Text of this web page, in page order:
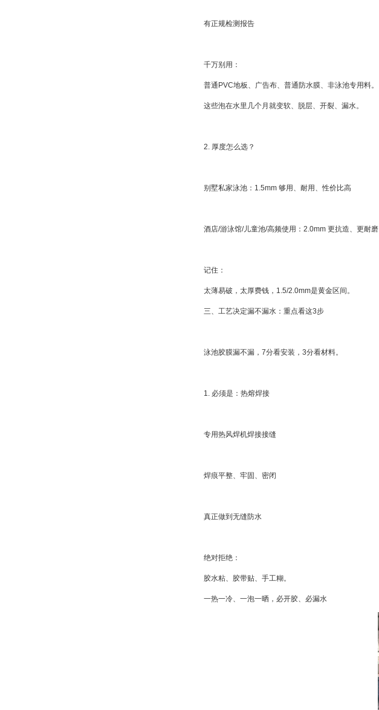
有正规检测报告
千万别用：
普通PVC地板、广告布、普通防水膜、非泳池专用料。
这些泡在水里几个月就变软、脱层、开裂、漏水。
2. 厚度怎么选？
别墅私家泳池：1.5mm 够用、耐用、性价比高
酒店/游泳馆/儿童池/高频使用：2.0mm 更抗造、更耐磨
记住：
太薄易破，太厚费钱，1.5/2.0mm是黄金区间。
三、工艺决定漏不漏水：重点看这3步
泳池胶膜漏不漏，7分看安装，3分看材料。
1. 必须是：热熔焊接
专用热风焊机焊接接缝
焊痕平整、牢固、密闭
真正做到无缝防水
绝对拒绝：
胶水粘、胶带贴、手工糊。
一热一冷、一泡一晒，必开胶、必漏水